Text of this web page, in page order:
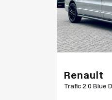
Renault
Trafic 2.0 Blue